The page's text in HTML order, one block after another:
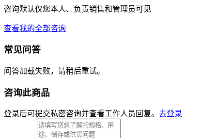
咨询默认仅您本人、负责销售和管理员可见
查看我的全部咨询
常见问答
问答加载失败，请稍后重试。
咨询此商品
登录后可提交私密咨询并查看工作人员回复。 去登录